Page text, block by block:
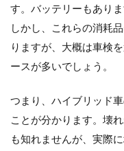
す。バッテリーもありま
しかし、これらの消耗
りますが、大概は車検
ースが多いでしょう。
つまり、ハイブリッド
ことが分かります。壊
も知れませんが、実際